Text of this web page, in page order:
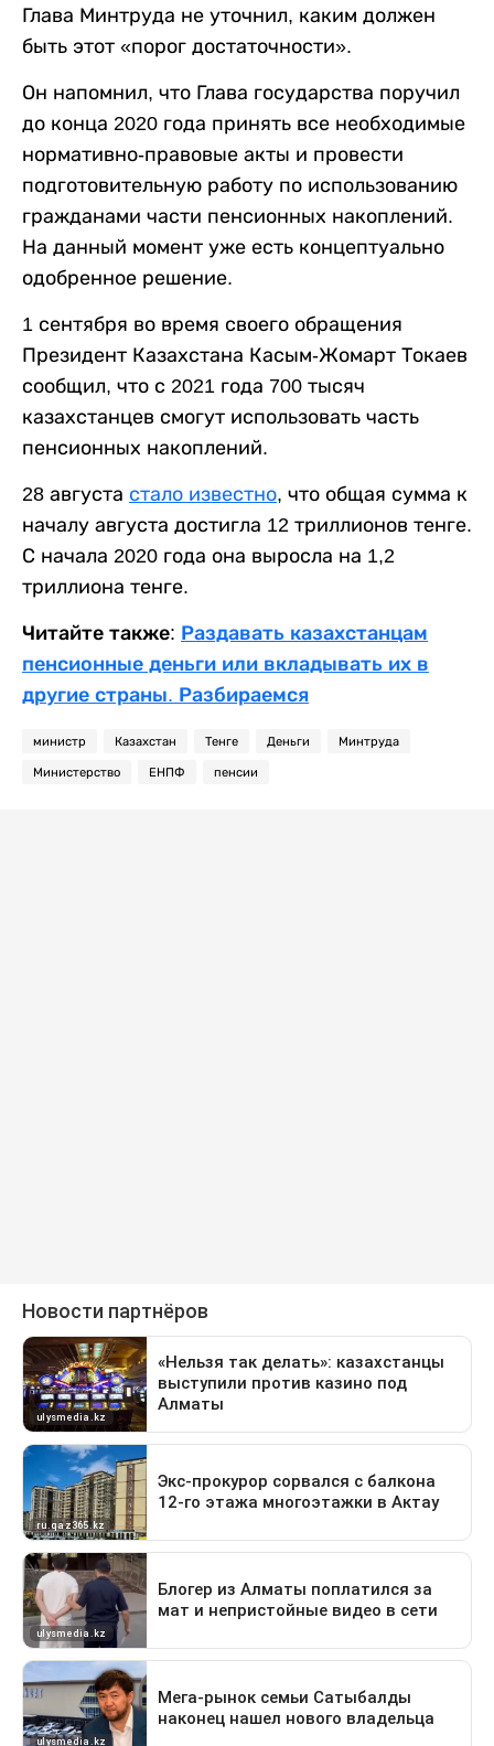
Глава Минтруда не уточнил, каким должен
быть этот «порог достаточности».
Он напомнил, что Глава государства поручил
до конца 2020 года принять все необходимые
нормативно-правовые акты и провести
подготовительную работу по использованию
гражданами части пенсионных накоплений.
На данный момент уже есть концептуально
одобренное решение.
1 сентября во время своего обращения
Президент Казахстана Касым-Жомарт Токаев
сообщил, что с 2021 года 700 тысяч
казахстанцев смогут использовать часть
пенсионных накоплений.
28 августа стало известно, что общая сумма к
началу августа достигла 12 триллионов тенге.
С начала 2020 года она выросла на 1,2
триллиона тенге.
Читайте также: Раздавать казахстанцам
пенсионные деньги или вкладывать их в
другие страны. Разбираемся
министр Казахстан Тенге Деньги Минтруда
Министерство ЕНПФ пенсии